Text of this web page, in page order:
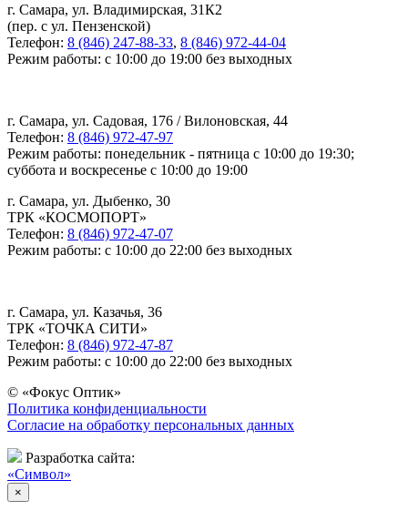
г. Самара, ул. Владимирская, 31К2
(пер. с ул. Пензенской)
Телефон: 8 (846) 247-88-33, 8 (846) 972-44-04
Режим работы: с 10:00 до 19:00 без выходных
г. Самара, ул. Садовая, 176 / Вилоновская, 44
Телефон: 8 (846) 972-47-97
Режим работы: понедельник - пятница с 10:00 до 19:30;
суббота и воскресенье с 10:00 до 19:00
г. Самара, ул. Дыбенко, 30
ТРК «КОСМОПОРТ»
Телефон: 8 (846) 972-47-07
Режим работы: с 10:00 до 22:00 без выходных
г. Самара, ул. Казачья, 36
ТРК «ТОЧКА СИТИ»
Телефон: 8 (846) 972-47-87
Режим работы: с 10:00 до 22:00 без выходных
© «Фокус Оптик»
Политика конфиденциальности
Согласие на обработку персональных данных
Разработка сайта:
«Символ»
×